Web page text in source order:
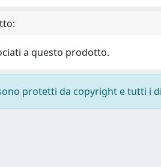
a questo prodotto.
protetti da copyright e tutti i